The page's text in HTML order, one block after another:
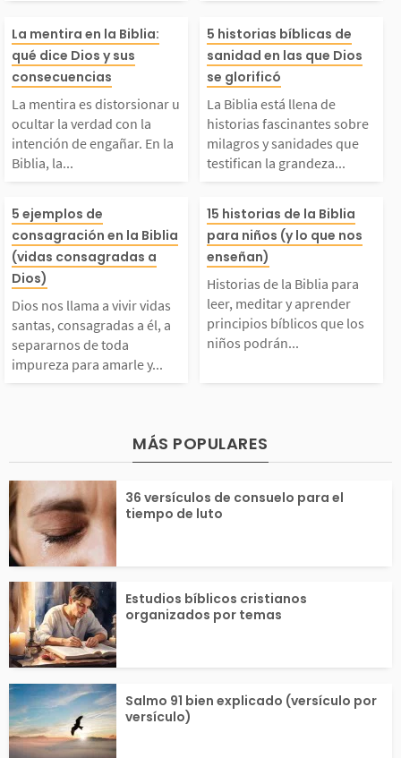
de ellas con pers
Ser persev
significa ser...
as suyas que
an a entender
él, pues
mentira es distorsi
u ocultar la verd
con la intención de
En la Biblia,
mentira es vista co
contraria a la natu
de Dios, quien
La mentira en la Biblia:
qué dice Dios y sus
consecuencias
La mentira es distorsionar u
ocultar la verdad con la
intención de engañar. En la
Biblia, la...
La Biblia está
e historias
sobre milagros
dades que
grandeza y el
e Dios. ¡No
como nuestro
5 historias bíblicas de
sanidad en las que Dios
se glorificó
La Biblia está llena de
historias fascinantes sobre
milagros y sanidades que
testifican la grandeza...
nos llama a vivir
santas, consagr
a él, a separarno
de toda impureza pa
mandatos. En la B
hay ejemplos de
5 ejemplos de
consagración en la Biblia
(vidas consagradas a
Dios)
Dios nos llama a vivir vidas
santas, consagradas a él, a
separarnos de toda
impureza para amarle y...
Historias de
para leer,
prender
licos que los
rio vivir. 1. La
n 2. Adán y
15 historias de la Biblia
para niños (y lo que nos
enseñan)
Historias de la Biblia para
leer, meditar y aprender
principios bíblicos que los
niños podrán...
MÁS POPULARES
36 versículos de consuelo para el
tiempo de luto
Estudios bíblicos cristianos
organizados por temas
Salmo 91 bien explicado (versículo por
versículo)